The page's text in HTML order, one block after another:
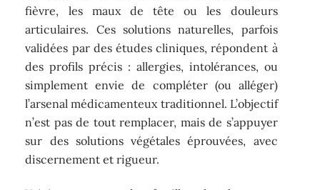
fièvre, les maux de tête ou les douleurs
articulaires. Ces solutions naturelles, parfois
validées par des études cliniques, répondent à
des profils précis : allergies, intolérances, ou
simplement envie de compléter (ou alléger)
l’arsenal médicamenteux traditionnel. L’objectif
n’est pas de tout remplacer, mais de s’appuyer
sur des solutions végétales éprouvées, avec
discernement et rigueur.